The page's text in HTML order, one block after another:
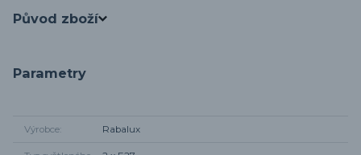
Původ zboží
Parametry
Výrobce Rabalux